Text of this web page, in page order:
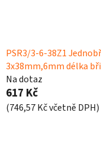
PSR3/3-6-38Z1
3x38mm,6mm délka
Na dotaz
617 Kč
(746,57 Kč včetně DPH)